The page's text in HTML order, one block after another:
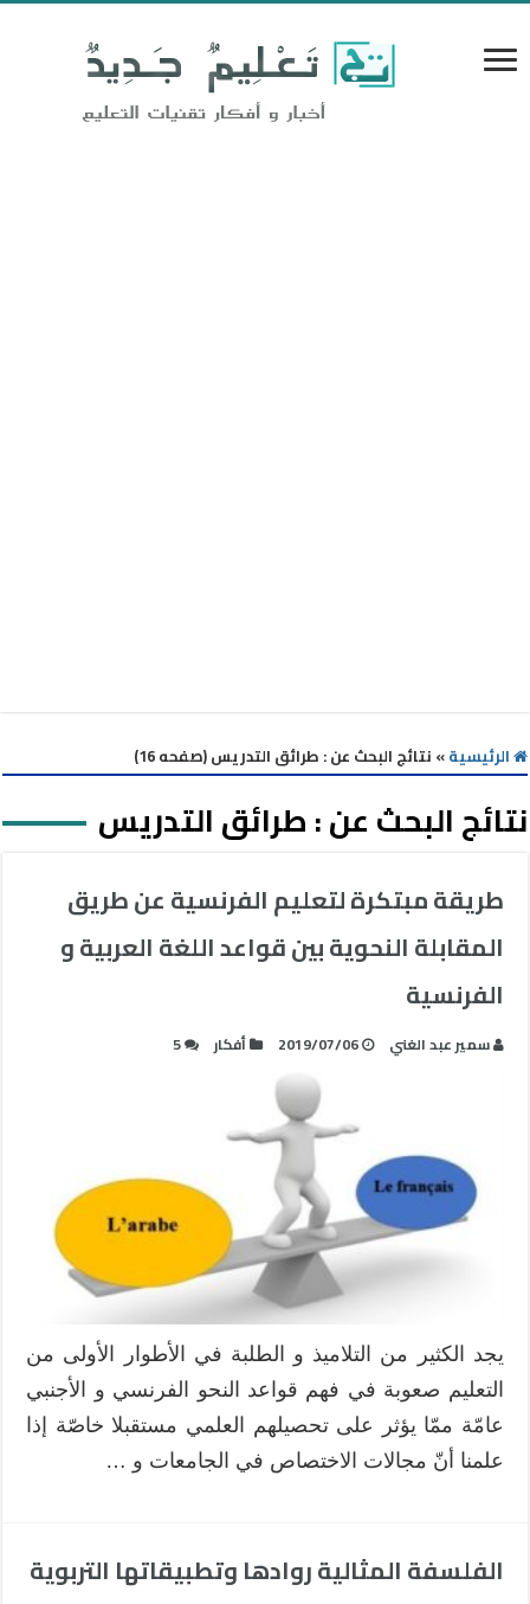
الرئيسية» نتائج البحث عن : طرائق التدريس (صفحه 16)
نتائج البحث عن :طرائق التدريس
طريقة مبتكرة لتعليم الفرنسية عن طريق
المقابلة النحوية بين قواعد اللغة العربية و
الفرنسية
سمير عبد الغني 2019/07/06 أفكار 5
يجد الكثير من التلاميذ و الطلبة في الأطوار الأولى من
التعليم صعوبة في فهم قواعد النحو الفرنسي و الأجنبي
عامّة ممّا يؤثر على تحصيلهم العلمي مستقبلا خاصّة إذا
علمنا أنّ مجالات الاختصاص في الجامعات و …
الفلسفة المثالية روادها وتطبيقاتها التربوية